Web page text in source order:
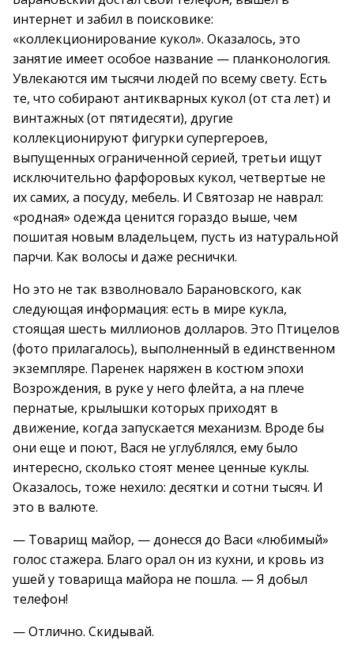
интернет и забил в поисковике:
«коллекционирование кукол». Оказалось, это
занятие имеет особое название — планконология.
Увлекаются им тысячи людей по всему свету. Есть
те, что собирают антикварных кукол (от ста лет) и
винтажных (от пятидесяти), другие
коллекционируют фигурки супергероев,
выпущенных ограниченной серией, третьи ищут
исключительно фарфоровых кукол, четвертые не
их самих, а посуду, мебель. И Святозар не наврал:
«родная» одежда ценится гораздо выше, чем
пошитая новым владельцем, пусть из натуральной
парчи. Как волосы и даже реснички.
Но это не так взволновало Барановского, как
следующая информация: есть в мире кукла,
стоящая шесть миллионов долларов. Это Птицелов
(фото прилагалось), выполненный в единственном
экземпляре. Паренек наряжен в костюм эпохи
Возрождения, в руке у него флейта, а на плече
пернатые, крылышки которых приходят в
движение, когда запускается механизм. Вроде бы
они еще и поют, Вася не углублялся, ему было
интересно, сколько стоят менее ценные куклы.
Оказалось, тоже нехило: десятки и сотни тысяч. И
это в валюте.
— Товарищ майор, — донесся до Васи «любимый»
голос стажера. Благо орал он из кухни, и кровь из
ушей у товарища майора не пошла. — Я добыл
телефон!
— Отлично. Скидывай.